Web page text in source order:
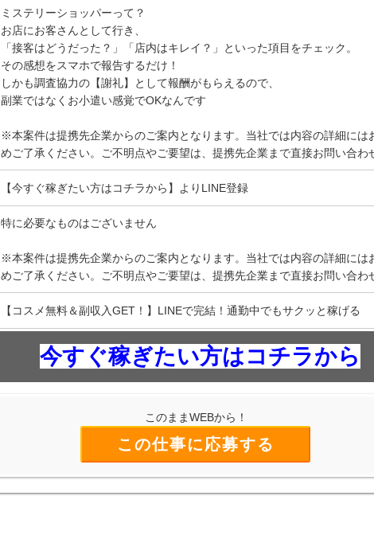
ミステリーショッパーって？
お店にお客さんとして行き、
「接客はどうだった？」「店内はキレイ？」といった項目をチェック。
その感想をスマホで報告するだけ！
しかも調査協力の【謝礼】として報酬がもらえるので、
副業ではなくお小遣い感覚でOKなんです
※本案件は提携先企業からのご案内となります。当社では内容の詳細には
めご了承ください。ご不明点やご要望は、提携先企業まで直接お問い合わ
【今すぐ稼ぎたい方はコチラから】よりLINE登録
特に必要なものはございません
※本案件は提携先企業からのご案内となります。当社では内容の詳細には
めご了承ください。ご不明点やご要望は、提携先企業まで直接お問い合わ
【コスメ無料＆副収入GET！】LINEで完結！通勤中でもサクッと稼げる
今すぐ稼ぎたい方はコチラから
このままWEBから！
この仕事に応募する